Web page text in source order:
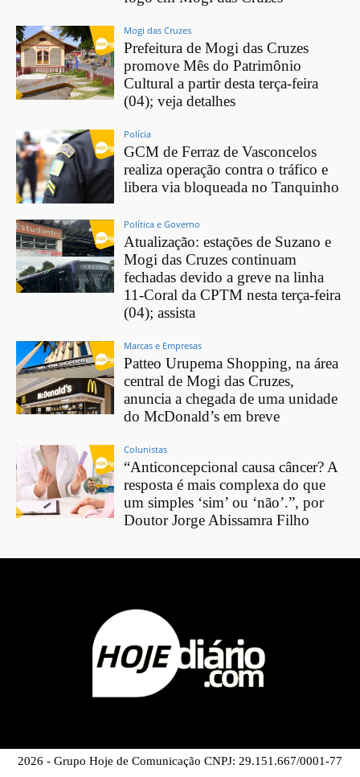
Mogi das Cruzes
Prefeitura de Mogi das Cruzes
promove Mês do Patrimônio
Cultural a partir desta terça-feira
(04); veja detalhes
Polícia
GCM de Ferraz de Vasconcelos
realiza operação contra o tráfico e
libera via bloqueada no Tanquinho
Política e Governo
Atualização: estações de Suzano e
Mogi das Cruzes continuam
fechadas devido a greve na linha
11-Coral da CPTM nesta terça-feira
(04); assista
Marcas e Empresas
Patteo Urupema Shopping, na área
central de Mogi das Cruzes,
anuncia a chegada de uma unidade
do McDonald’s em breve
Colunistas
“Anticoncepcional causa câncer? A
resposta é mais complexa do que
um simples ‘sim’ ou ‘não’.”, por
Doutor Jorge Abissamra Filho
2026 - Grupo Hoje de Comunicação CNPJ: 29.151.667/0001-77